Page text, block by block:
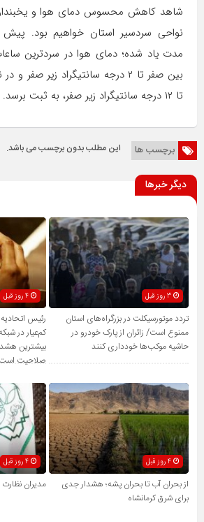
شاهد کاهش محسوس دمای هوا و
نواحی سردسیر استان خواهیم بود.
مدت یاد شده؛ دمای هوا در سردترین
تا ۱۲ درجه سانتیگراد زیر صفر، به ثبت برسد.
برچسب ها این مطلب بدون برچسب می باشد.
دیگر خبرها
3 روز قبل
تردد موتورسیکلت در بزرگراه‌های استان
ممنوع است/ زائران از پارک خودرو در
حاشیه موکب‌ها خودداری کنند
رئیس
کم‌عیار در
بیشترین
صلاحیت است
4 روز قبل
از بحران آب تا بحران پشه؛ هشدار جدی
برای شرق کرمانشاه
مدیران نظارت